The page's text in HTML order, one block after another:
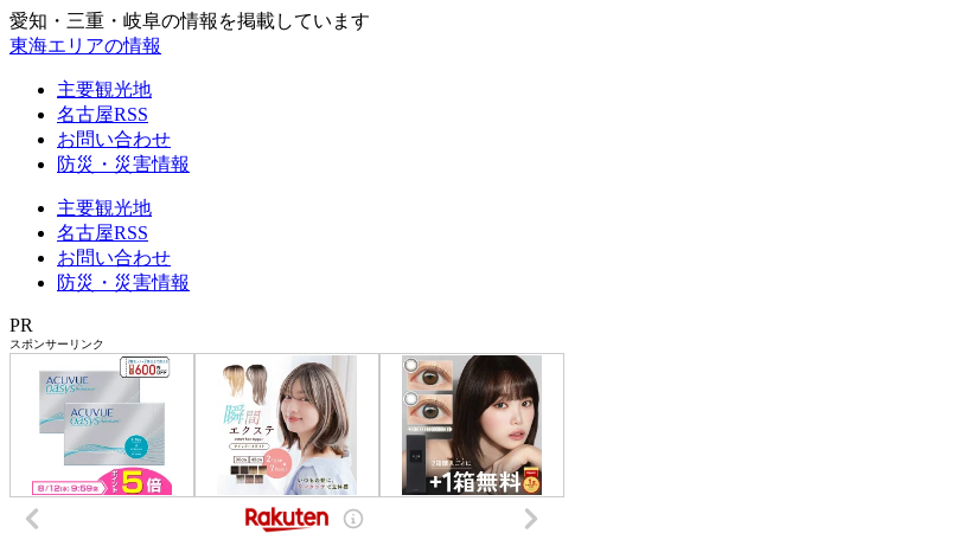
愛知・三重・岐阜の情報を掲載しています
東海エリアの情報
主要観光地
名古屋RSS
お問い合わせ
防災・災害情報
主要観光地
名古屋RSS
お問い合わせ
防災・災害情報
PR
スポンサーリンク